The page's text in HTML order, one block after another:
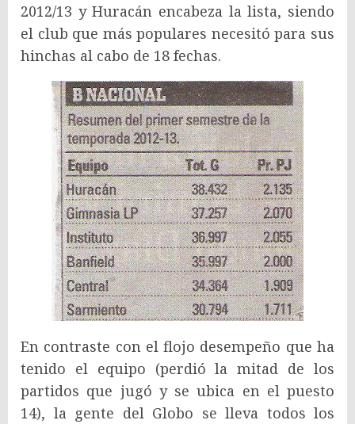
2012/13 y Huracán encabeza la lista, siendo
el club que más populares necesitó para sus
hinchas al cabo de 18 fechas.
En contraste con el flojo desempeño que ha
tenido el equipo (perdió la mitad de los
partidos que jugó y se ubica en el puesto
14), la gente del Globo se lleva todos los